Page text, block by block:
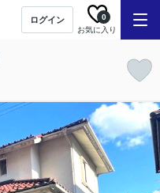
ログイン
お気に入り
0